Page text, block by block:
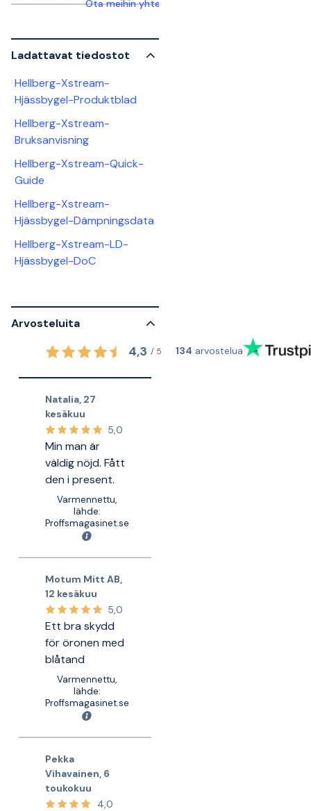
Ota meihin yhteyttä saadaksesi lisätietoja
Ladattavat tiedostot
Hellberg-Xstream-
Hjässbygel-Produktblad
Hellberg-Xstream-
Bruksanvisning
Hellberg-Xstream-Quick-
Guide
Hellberg-Xstream-
Hjässbygel-Dämpningsdata
Hellberg-Xstream-LD-
Hjässbygel-DoC
Arvosteluita
4,3 / 5 134 arvostelua
Natalia, 27
kesäkuu
5,0
Min man är
väldig nöjd. Fått
den i present.
Varmennettu,
lähde:
Proffsmagasinet.se
Motum Mitt AB
12 kesäkuu
5,0
Ett bra skydd
för öronen med
blåtand
Varmennettu,
lähde:
Proffsmagasinet.se
Pekka
Vihavainen 6
toukokuu
4,0